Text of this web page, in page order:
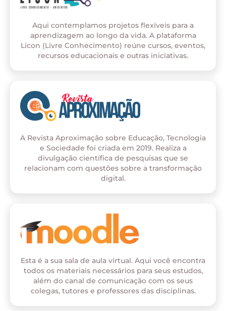
Aqui contemplamos projetos flexíveis para a
aprendizagem ao longo da vida. A plataforma
Licon (Livre Conhecimento) reúne cursos, eventos,
recursos educacionais e outras iniciativas.
A Revista Aproximação sobre Educação, Tecnologia
e Sociedade foi criada em 2019. Realiza a
divulgação científica de pesquisas que se
relacionam com questões sobre a transformação
digital.
Esta é a sua sala de aula virtual. Aqui você encontra
todos os materiais necessários para seus estudos,
além do canal de comunicação com os seus
colegas, tutores e professores das disciplinas.